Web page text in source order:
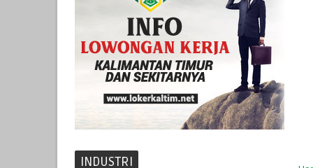
INDUSTRI